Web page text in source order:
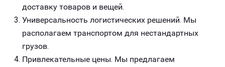
доставку товаров и вещей.
Универсальность логистических решений. Мы
располагаем транспортом для нестандартных
грузов.
Привлекательные цены. Мы предлагаем